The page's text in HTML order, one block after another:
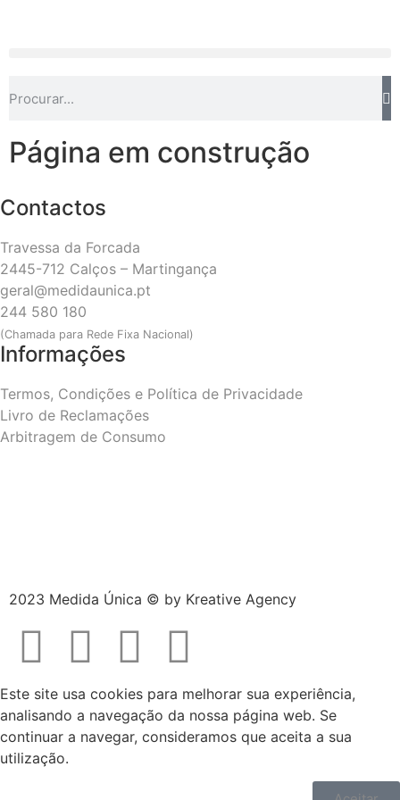
Página em construção
Contactos
Travessa da Forcada
2445-712 Calços – Martingança
geral@medidaunica.pt
244 580 180
(Chamada para Rede Fixa Nacional)
Informações
Termos, Condições e Política de Privacidade
Livro de Reclamações
Arbitragem de Consumo
2023 Medida Única © by Kreative Agency
Este site usa cookies para melhorar sua experiência,
analisando a navegação da nossa página web. Se
continuar a navegar, consideramos que aceita a sua
utilização.